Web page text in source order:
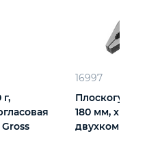
16997
180 мм, хром-